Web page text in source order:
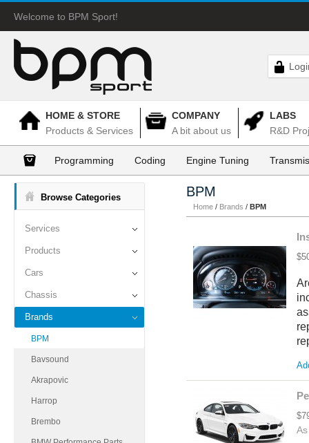
Welcome to BPM Sport!
HOME & STORE
Products & Services
COMPANY
A bit about us
LABS
R&D
Programming Coding Engine Tuning
Browse Categories
Services
Products
Cars
Chassis
Brands
BPM
Bavsound
Akrapovic
Harrop
Brembo
BPM
Home / Brands / BPM